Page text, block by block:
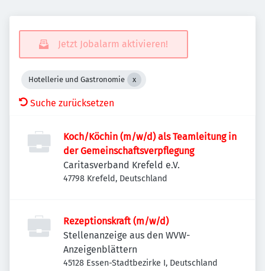
Jetzt Jobalarm aktivieren!
Hotellerie und Gastronomie
Suche zurücksetzen
Koch/Köchin (m/w/d) als Teamleitung in
der Gemeinschaftsverpflegung
Caritasverband Krefeld e.V.
47798 Krefeld, Deutschland
Rezeptionskraft (m/w/d)
Stellenanzeige aus den WVW-
Anzeigenblättern
45128 Essen-Stadtbezirke I, Deutschland